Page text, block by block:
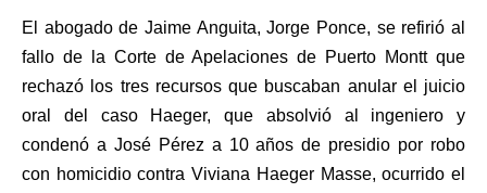
El abogado de Jaime Anguita, Jorge Ponce, se refirió al
fallo de la Corte de Apelaciones de Puerto Montt que
rechazó los tres recursos que buscaban anular el juicio
oral del caso Haeger, que absolvió al ingeniero y
condenó a José Pérez a 10 años de presidio por robo
con homicidio contraViviana Haeger Masse, ocurrido el